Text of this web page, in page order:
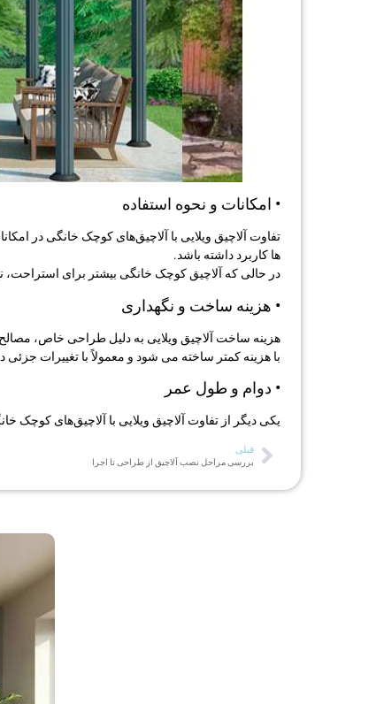
• امکانات و نحوه استفاده
تفاوت آلاچیق ویلایی با آلاچیق‌های کوچک خانگی در
ها کاربرد داشته باشد.
در حالی که آلاچیق کوچک خانگی بیشتر برای استراحت،
• هزینه ساخت و نگهداری
هزینه ساخت آلاچیق ویلایی به دلیل طراحی خاص،
با هزینه کمتر ساخته می ‌شود و معمولاً با تغییرات
• دوام و طول عمر
یکی دیگر از تفاوت آلاچیق ویلایی با آلاچیق‌های کوچک
قبلی
بررسی مراحل نصب آلاچیق از طراحی تا اجرا